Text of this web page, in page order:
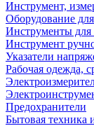
Инструмент,
Оборудование
Инструменты для
Инструмент
Указатели
Рабочая одежда,
Предохранители
Бытовая техника